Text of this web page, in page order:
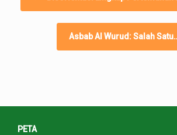
Asbab Al Wurud: Salah
PETA